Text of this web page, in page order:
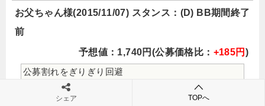
お父ちゃん様(2015/11/07) スタンス：(D) BB期間終了
前
予想値：1,740円(公募価格比： +185円 )
公募割れをぎりぎり回避
Gigaton様(2015/11/07) スタンス：(D) BB期間終了前
シェア TOPへ